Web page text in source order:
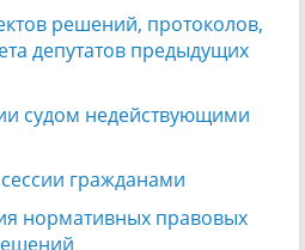
решений, протоколов,
депутатов предыдущих
судом недействующими
гражданами
нормативных правовых